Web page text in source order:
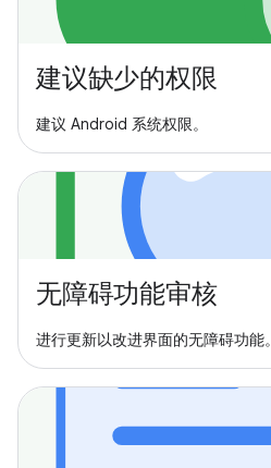
建议缺少的权限
建议 Android 系统权限。
无障碍功能审核
进行更新以改进界面的无障碍功能。